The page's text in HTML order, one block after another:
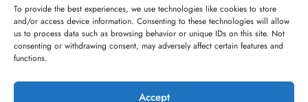
To provide the best experiences, we use technologies like cookies to store
and/or access device information. Consenting to these technologies will allow
us to process data such as browsing behavior or unique IDs on this site. Not
consenting or withdrawing consent, may adversely affect certain features and
functions.
Accept
Medeja“ otvara 59. Bitef u